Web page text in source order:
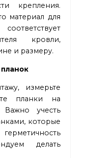
крепления.
материал для
кровли,
и размеру.
измерьте
планки на
Важно учесть
которые
делать